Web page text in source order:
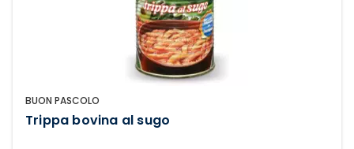
BUON PASCOLO
Trippa bovina al sugo